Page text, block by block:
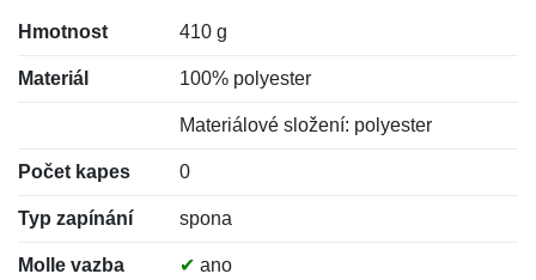
Hmotnost 410 g
Materiál 100% polyester
Materiálové složení: polyester
Počet kapes 0
Typ zapínání spona
Molle vazba ✔ ano